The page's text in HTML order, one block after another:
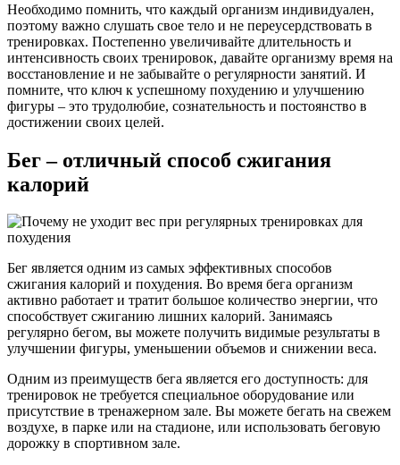
Необходимо помнить, что каждый организм индивидуален,
поэтому важно слушать свое тело и не переусердствовать в
тренировках. Постепенно увеличивайте длительность и
интенсивность своих тренировок, давайте организму время на
восстановление и не забывайте о регулярности занятий. И
помните, что ключ к успешному похудению и улучшению
фигуры – это трудолюбие, сознательность и постоянство в
достижении своих целей.
Бег – отличный способ сжигания
калорий
Бег является одним из самых эффективных способов
сжигания калорий и похудения. Во время бега организм
активно работает и тратит большое количество энергии, что
способствует сжиганию лишних калорий. Занимаясь
регулярно бегом, вы можете получить видимые результаты в
улучшении фигуры, уменьшении объемов и снижении веса.
Одним из преимуществ бега является его доступность: для
тренировок не требуется специальное оборудование или
присутствие в тренажерном зале. Вы можете бегать на свежем
воздухе, в парке или на стадионе, или использовать беговую
дорожку в спортивном зале.